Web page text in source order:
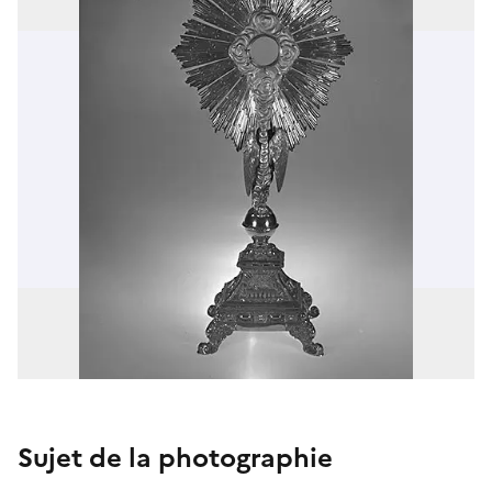
Sujet de la photographie